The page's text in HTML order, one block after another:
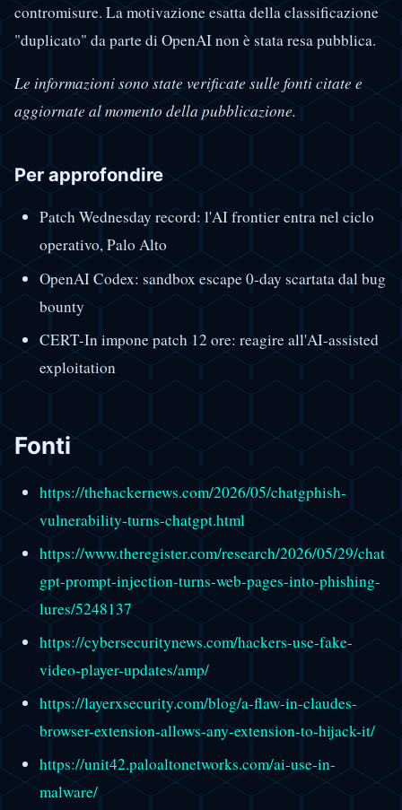
contromisure. La motivazione esatta della classificazione
"duplicato" da parte di OpenAI non è stata resa pubblica.
Le informazioni sono state verificate sulle fonti citate e
aggiornate al momento della pubblicazione.
Per approfondire
Patch Wednesday record: l'AI frontier entra nel ciclo
operativo, Palo Alto
OpenAI Codex: sandbox escape 0-day scartata dal bug
bounty
CERT-In impone patch 12 ore: reagire all'AI-assisted
exploitation
Fonti
https://thehackernews.com/2026/05/chatgphish-
vulnerability-turns-chatgpt.html
https://www.theregister.com/research/2026/05/29/chat
gpt-prompt-injection-turns-web-pages-into-phishing-
lures/5248137
https://cybersecuritynews.com/hackers-use-fake-
video-player-updates/amp/
https://layerxsecurity.com/blog/a-flaw-in-claudes-
browser-extension-allows-any-extension-to-hijack-it/
https://unit42.paloaltonetworks.com/ai-use-in-
malware/